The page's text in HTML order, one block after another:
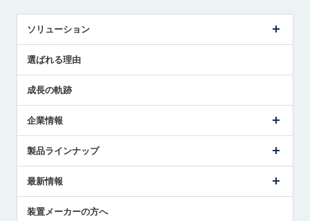
ソリューション
解決策提案
選ばれる理由
成長の軌跡
企業情報
ごあいさつ
受賞履歴
採用情報
製品ラインナップ
ツールセッタ製品
エアマイクロセンサ製品
最新情報
メトロールの技術
装置メーカーの方へ